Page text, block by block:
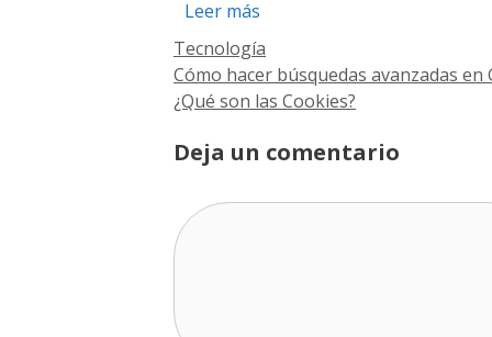
Leer más
Categorías
Tecnología
Cómo hacer búsquedas avanzadas en
¿Qué son las Cookies?
Deja un comentario
Comentario